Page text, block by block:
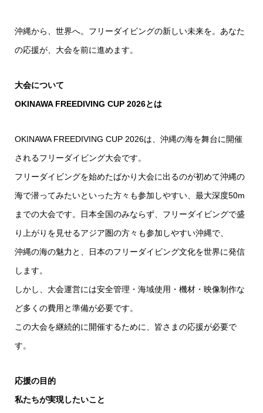
沖縄から、世界へ。フリーダイビングの新しい未来を。あなた
の応援が、大会を前に進めます。
大会について
OKINAWA FREEDIVING CUP 2026とは
OKINAWA FREEDIVING CUP 2026は、沖縄の海を舞台に開催
されるフリーダイビング大会です。
フリーダイビングを始めたばかり大会に出るのが初めて沖縄の
海で潜ってみたいといった方々も参加しやすい、最大深度50m
までの大会です。日本全国のみならず、フリーダイビングで盛
り上がりを見せるアジア圏の方々も参加しやすい沖縄で、
沖縄の海の魅力と、日本のフリーダイビング文化を世界に発信
します。
しかし、大会運営には安全管理・海域使用・機材・映像制作な
ど多くの費用と準備が必要です。
この大会を継続的に開催するために、皆さまの応援が必要で
す。
応援の目的
私たちが実現したいこと